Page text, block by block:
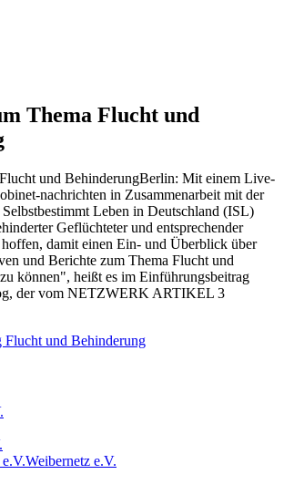
Thema Flucht und
Berlin: Mit einem Live-
nachrichten in Zusammenarbeit mit der
Selbstbestimmt Leben in Deutschland (ISL)
Geflüchteter und entsprechender
damit einen Ein- und Überblick über
und Berichte zum Thema Flucht und
können", heißt es im Einführungsbeitrag
der vom NETZWERK ARTIKEL 3
und Behinderung
Weibernetz e.V.